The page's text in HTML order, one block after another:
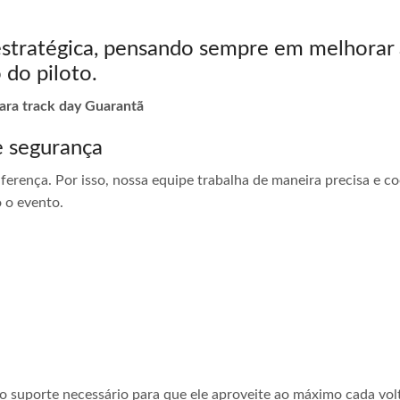
pensando sempre em melhorar
do piloto.
track day Guarantã
Por isso, nossa equipe trabalha de maneira precisa e
o evento.
necessário para que ele aproveite ao máximo cada